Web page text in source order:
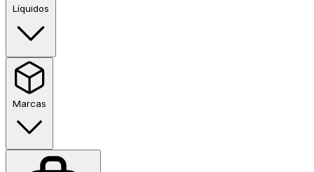
Líquidos
Marcas